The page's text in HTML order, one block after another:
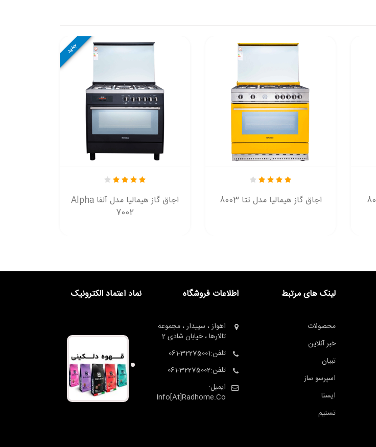
جدید
اجاق گاز هیمالیا مدل آلفا Alpha
7002
اجاق گاز هیمالیا مدل تتا 8003
لینک های مرتبط
محصولات
خبر آنلاین
تبیان
اسپرسو ساز
ایسنا
تسنیم
اطلاعات فروشگاه
اهواز ، سپیدار ، مجموعه
تالارها ، خیابان شادی 2
تلفن:32275001-061
تلفن:32275002-061
ایمیل:
Info[at]radhome.co
نماد اعتماد الکترونیک